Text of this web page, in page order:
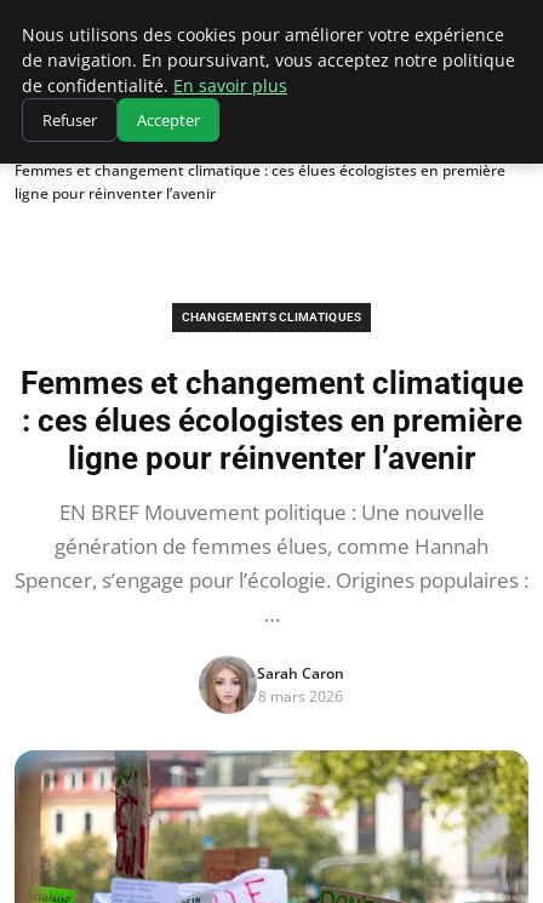
Climatedebtagents
Accueil
Changements climatiques
Femmes et changement climatique : ces élues écologistes en première
ligne pour réinventer l’avenir
CHANGEMENTS CLIMATIQUES
Femmes et changement climatique
: ces élues écologistes en première
ligne pour réinventer l’avenir
EN BREF Mouvement politique : Une nouvelle
génération de femmes élues, comme Hannah
Spencer, s’engage pour l’écologie. Origines populaires :
…
Sarah Caron
8 mars 2026
Nous utilisons des cookies pour améliorer votre expérience
de navigation. En poursuivant, vous acceptez notre politique
de confidentialité. En savoir plus
Refuser Accepter